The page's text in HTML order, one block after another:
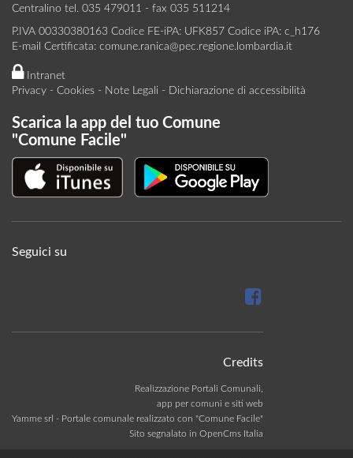
Centralino tel. 035 479011 - fax 035 511214
P.IVA 00330380163 Codice FE-iPA: UFK857 Codice iPA: c_h176
E-mail Certificata: comune.ranica@pec.regione.lombardia.it
Intranet
Privacy - Cookies - Note Legali - Dichiarazione di accessibilità
Scarica la app del tuo Comune
"Comune Facile"
Seguici su
Credits
Realizzazione Portali Comunali,
app per comuni e siti web
Yamme srl - Portale comunale realizzato con "Comune Facile"
Sito segnalato in OpenCms Italia